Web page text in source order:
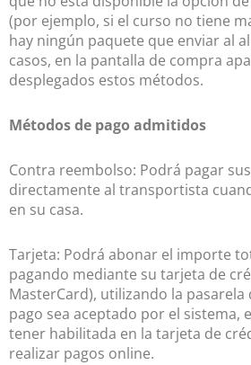
(por ejemplo, si el curso no tiene
hay ningún paquete que enviar al
casos, en la pantalla de compra
desplegados estos métodos.
Métodos de pago admitidos
Contra reembolso: Podrá pagar
directamente al transportista
en su casa.
Tarjeta: Podrá abonar el importe
pagando mediante su tarjeta de
MasterCard), utilizando la pasarela
pago sea aceptado por el sistema,
tener habilitada en la tarjeta de
realizar pagos online.